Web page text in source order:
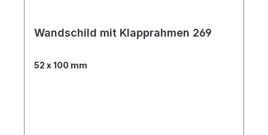
Wandschild mit Klapprahmen 269
52 x 100 mm